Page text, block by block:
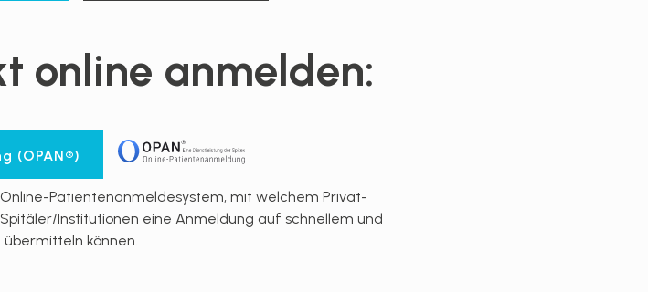
online anmelden:
(OPAN®)
Online-Patientenanmeldesystem, mit welchem Privat-
Institutionen eine Anmeldung auf schnellem und
übermitteln können.